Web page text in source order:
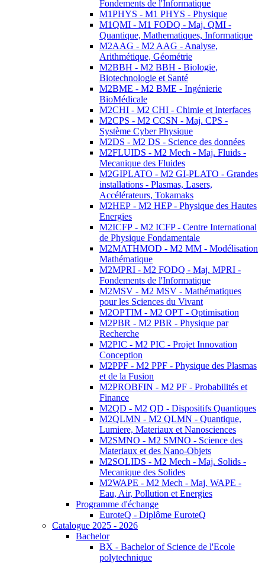
Fondements de l'Informatique
M1PHYS - M1 PHYS - Physique
M1QMI - M1 FODQ - Maj. QMI -
Quantique, Mathematiques, Informatique
M2AAG - M2 AAG - Analyse,
Arithmétique, Géométrie
M2BBH - M2 BBH - Biologie,
Biotechnologie et Santé
M2BME - M2 BME - Ingénierie
BioMédicale
M2CHI - M2 CHI - Chimie et Interfaces
M2CPS - M2 CCSN - Maj. CPS -
Système Cyber Physique
M2DS - M2 DS - Science des données
M2FLUIDS - M2 Mech - Maj. Fluids -
Mecanique des Fluides
M2GIPLATO - M2 GI-PLATO - Grandes
installations - Plasmas, Lasers,
Accélérateurs, Tokamaks
M2HEP - M2 HEP - Physique des Hautes
Energies
M2ICFP - M2 ICFP - Centre International
de Physique Fondamentale
M2MATHMOD - M2 MM - Modélisation
Mathématique
M2MPRI - M2 FODQ - Maj. MPRI -
Fondements de l'Informatique
M2MSV - M2 MSV - Mathématiques
pour les Sciences du Vivant
M2OPTIM - M2 OPT - Optimisation
M2PBR - M2 PBR - Physique par
Recherche
M2PIC - M2 PIC - Projet Innovation
Conception
M2PPF - M2 PPF - Physique des Plasmas
et de la Fusion
M2PROBFIN - M2 PF - Probabilités et
Finance
M2QD - M2 QD - Dispositifs Quantiques
M2QLMN - M2 QLMN - Quantique,
Lumiere, Materiaux et Nanosciences
M2SMNO - M2 SMNO - Science des
Materiaux et des Nano-Objets
M2SOLIDS - M2 Mech - Maj. Solids -
Mecanique des Solides
M2WAPE - M2 Mech - Maj. WAPE -
Eau, Air, Pollution et Energies
Programme d'échange
EuroteQ - Diplôme EuroteQ
Catalogue 2025 - 2026
Bachelor
BX - Bachelor of Science de l'Ecole
polytechnique